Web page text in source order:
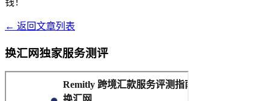
钱！
← 返回文章列表
换汇网独家服务测评